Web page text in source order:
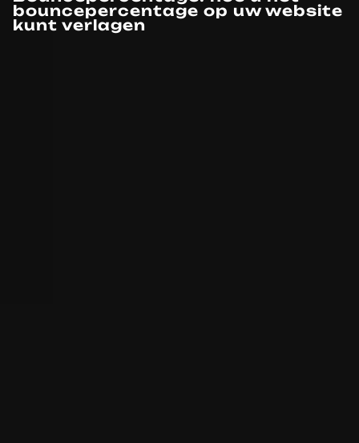
bouncepercentage op uw website
kunt verlagen